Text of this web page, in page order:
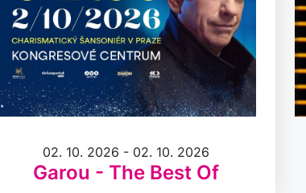
02. 10. 2026 - 02. 10. 2026
Garou - The Best Of